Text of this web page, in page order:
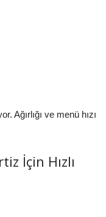
Ağırlığı ve menü hızı
İçin Hızlı